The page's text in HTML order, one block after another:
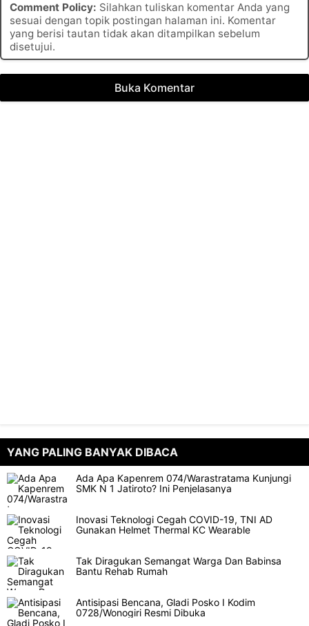
Comment Policy: Silahkan tuliskan komentar Anda yang
sesuai dengan topik postingan halaman ini. Komentar
yang berisi tautan tidak akan ditampilkan sebelum
disetujui.
Buka Komentar
YANG PALING BANYAK DIBACA
Ada Apa Kapenrem 074/Warastratama Kunjungi
SMK N 1 Jatiroto? Ini Penjelasanya
Inovasi Teknologi Cegah COVID-19, TNI AD
Gunakan Helmet Thermal KC Wearable
Tak Diragukan Semangat Warga Dan Babinsa
Bantu Rehab Rumah
Antisipasi Bencana, Gladi Posko I Kodim
0728/Wonogiri Resmi Dibuka